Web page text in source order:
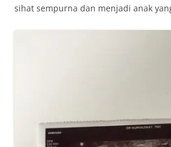
sihat sempurna dan menjadi anak